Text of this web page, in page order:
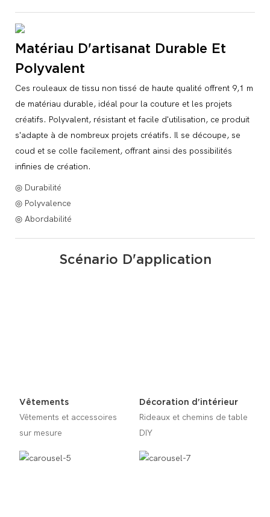
Matériau D'artisanat Durable Et
Polyvalent
Ces rouleaux de tissu non tissé de haute qualité offrent 9,1 m
de matériau durable, idéal pour la couture et les projets
créatifs. Polyvalent, résistant et facile d'utilisation, ce produit
s'adapte à de nombreux projets créatifs. Il se découpe, se
coud et se colle facilement, offrant ainsi des possibilités
infinies de création.
◎ Durabilité
◎ Polyvalence
◎ Abordabilité
Scénario D'application
Vêtements
Vêtements et accessoires
sur mesure
Décoration d'intérieur
Rideaux et chemins de table
DIY